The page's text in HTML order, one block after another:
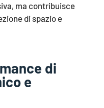
ma contribuisce
di spazio e
di
e